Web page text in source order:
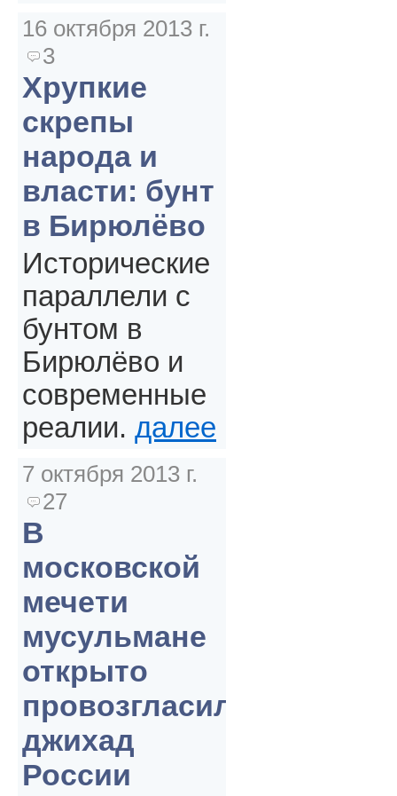
16 октября 2013 г.
3
Хрупкие
скрепы
народа и
власти: бунт
в Бирюлёво
Исторические
параллели с
бунтом в
Бирюлёво и
современные
реалии. далее
7 октября 2013 г.
27
В
московской
мечети
мусульмане
открыто
провозгласили
джихад
России